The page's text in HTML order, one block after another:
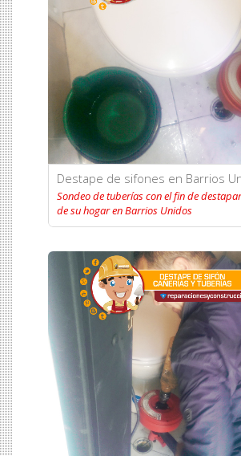
Destape de sifones en Barrios
Sondeo de tuberías con el fin de
de su hogar en Barrios Unidos